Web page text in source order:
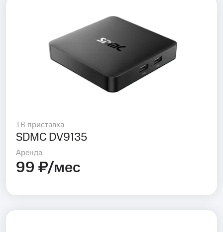
ТВ приставка
SDMC DV9135
Аренда
99 ₽/мес